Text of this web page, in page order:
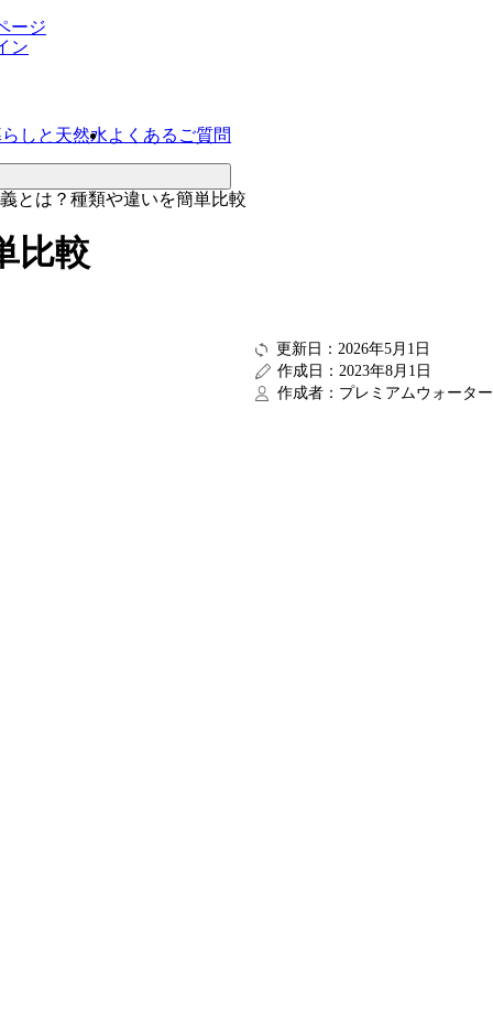
しと天然水よくあるご質問
ージ
ン
とは？種類や違いを簡単比較
比較
更新日：2026年5月1日
作成日：2023年8月1日
作成者：プレミアムウォーター